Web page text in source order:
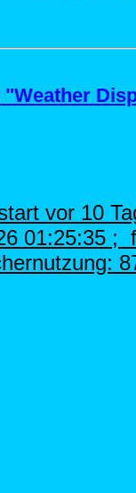
"Weather
vor 10
01:25:35 ;